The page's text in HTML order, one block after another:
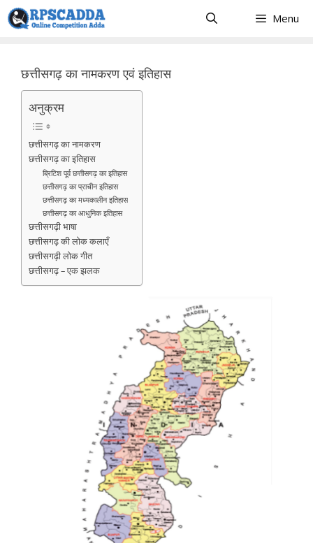
Skip
to
Menu
छत्तीसगढ़ का नामकरण एवं इतिहास
अनुक्रम
छत्तीसगढ़ का नामकरण
छत्तीसगढ़ का इतिहास
ब्रिटिश पूर्व छत्तीसगढ़ का इतिहास
छत्तीसगढ़ का प्राचीन इतिहास
छत्तीसगढ़ का मध्यकालीन इतिहास
छत्तीसगढ़ का आधुनिक इतिहास
छत्तीसगढ़ी भाषा
छत्तीसगढ़ की लोक कलाएँ
छत्तीसगढ़ी लोक गीत
छत्तीसगढ़ – एक झलक